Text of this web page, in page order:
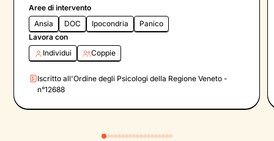
Aree di intervento
Ansia
DOC Ipocondria
Panico
Lavora con
Individui
Coppie
Iscritto all'Ordine degli Psicologi della Regione Veneto -
n°12688